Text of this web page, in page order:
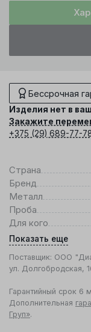
Бессрочная
Изделия нет в
Закажите
+375 (29) 689-77-
Страна
Бренд
Металл
Проба
Для кого
Показать еще
Поставщик: ООО
ул. Долгобродская,
Гарантийный срок 6
Дополнительная
Груп».